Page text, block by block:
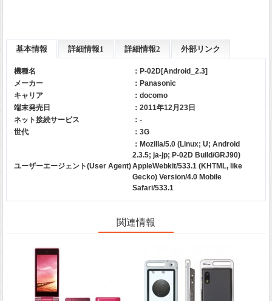
基本情報 詳細情報1 詳細情報2 外部リンク
機種名
：P-02D[Android_2.3]
メーカー
： Panasonic
キャリア
： docomo
端末発売日
：2011年12月23日
ネット接続サービス
：-
世代
：3G
ユーザーエージェント(User Agent)
：Mozilla/5.0 (Linux; U; Android
2.3.5; ja-jp; P-02D Build/GRJ90)
AppleWebkit/533.1 (KHTML, like
Gecko) Version/4.0 Mobile
Safari/533.1
関連情報